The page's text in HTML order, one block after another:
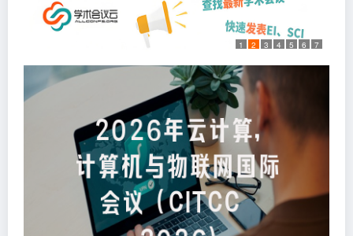
1 2 3 4 5 6 7